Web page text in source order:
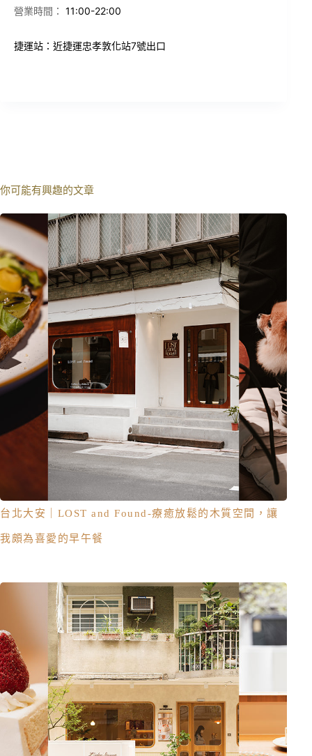
營業時間： 11:00-22:00
捷運站： 近捷運忠孝敦化站7號出口
你可能有興趣的文章
台北大安｜LOST and Found-療癒放鬆的木質空間，讓
我頗為喜愛的早午餐